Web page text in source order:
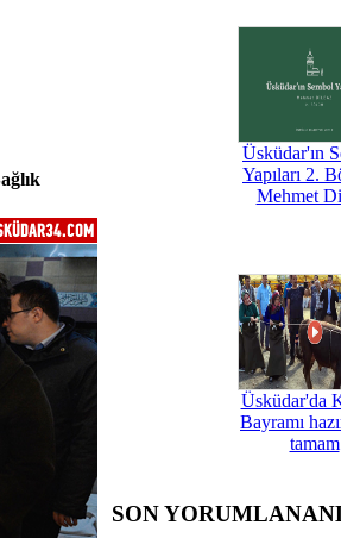
Üsküdar'ın
Yapıları 2.
Mehmet
Üsküdar'da
Bayramı
tamam
SON